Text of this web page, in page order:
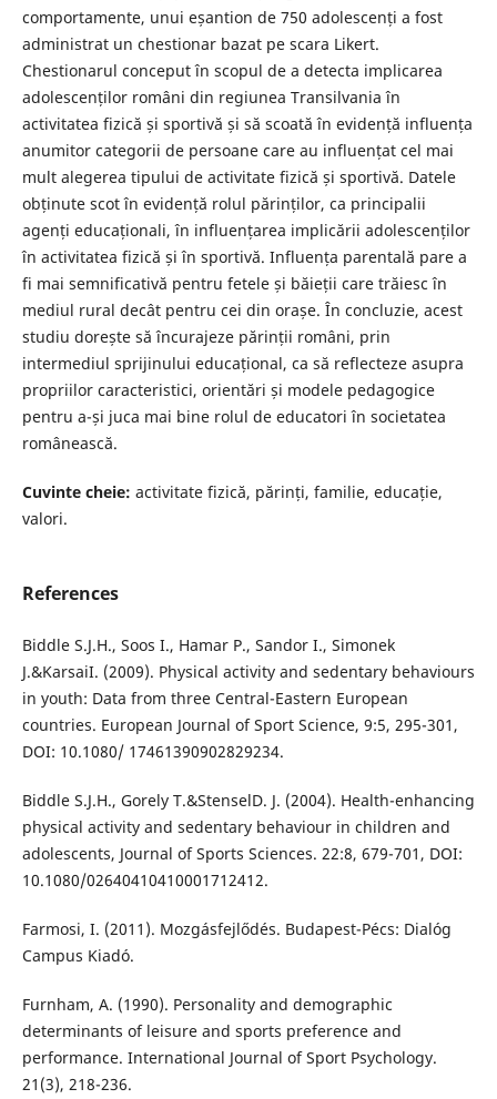
comportamente, unui eșantion de 750 adolescenți a fost
administrat un chestionar bazat pe scara Likert.
Chestionarul conceput în scopul de a detecta implicarea
adolescenților români din regiunea Transilvania în
activitatea fizică și sportivă și să scoată în evidență influența
anumitor categorii de persoane care au influențat cel mai
mult alegerea tipului de activitate fizică și sportivă. Datele
obținute scot în evidență rolul părinților, ca principalii
agenți educaționali, în influențarea implicării adolescenților
în activitatea fizică și în sportivă. Influența parentală pare a
fi mai semnificativă pentru fetele și băieții care trăiesc în
mediul rural decât pentru cei din orașe. În concluzie, acest
studiu dorește să încurajeze părinții români, prin
intermediul sprijinului educațional, ca să reflecteze asupra
propriilor caracteristici, orientări și modele pedagogice
pentru a-și juca mai bine rolul de educatori în societatea
românească.
Cuvinte cheie: activitate fizică, părinți, familie, educație,
valori.
References
Biddle S.J.H., Soos I., Hamar P., Sandor I., Simonek
J.&KarsaiI. (2009). Physical activity and sedentary behaviours
in youth: Data from three Central-Eastern European
countries. European Journal of Sport Science, 9:5, 295-301,
DOI: 10.1080/ 17461390902829234.
Biddle S.J.H., Gorely T.&StenselD. J. (2004). Health-enhancing
physical activity and sedentary behaviour in children and
adolescents, Journal of Sports Sciences. 22:8, 679-701, DOI:
10.1080/02640410410001712412.
Farmosi, I. (2011). Mozgásfejlődés. Budapest-Pécs: Dialóg
Campus Kiadó.
Furnham, A. (1990). Personality and demographic
determinants of leisure and sports preference and
performance. International Journal of Sport Psychology.
21(3), 218-236.